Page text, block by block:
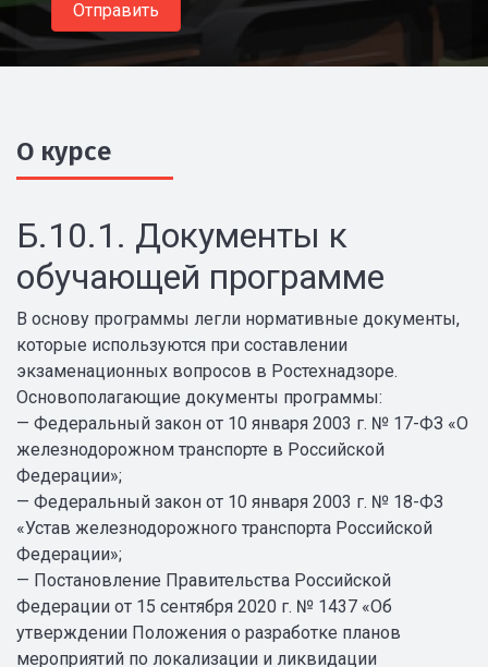
О курсе
Б.10.1. Документы к
обучающей программе
В основу программы легли нормативные документы,
которые используются при составлении
экзаменационных вопросов в Ростехнадзоре.
Основополагающие документы программы:
— Федеральный закон от 10 января 2003 г. № 17-ФЗ «О
железнодорожном транспорте в Российской
Федерации»;
— Федеральный закон от 10 января 2003 г. № 18-ФЗ
«Устав железнодорожного транспорта Российской
Федерации»;
— Постановление Правительства Российской
Федерации от 15 сентября 2020 г. № 1437 «Об
утверждении Положения о разработке планов
мероприятий по локализации и ликвидации